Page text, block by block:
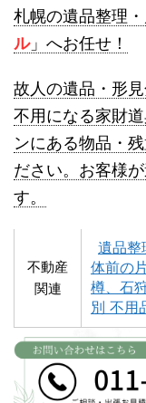
名寄市不用品
深川市不用品
富良野市不用品
札幌の遺品整理
ル」へお任せ！
故人の遺品・形
不用になる家財
ンにある物品・
ださい。お客様
す。
不動産
関連
遺品整
体前の
樽、石
別 不用